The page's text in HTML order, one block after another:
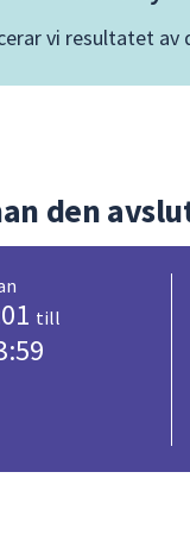
vi resultatet av
den
till